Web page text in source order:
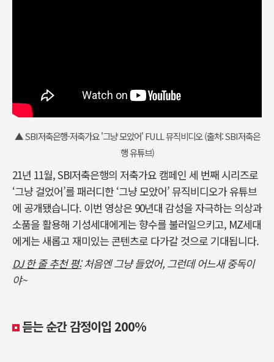
▲ SBI저축은행-저축가요 '그냥 모았어' FULL 뮤직비디오 (출처: SBI저축은
행 유튜브)
21년 11월, SBI저축은행의 저축가요 캠페인 세 번째 시리즈로
‘그냥 걸었어’를 패러디한 ‘그냥 모았어’ 뮤직비디오가 유튜브
에 공개됐습니다. 이번 영상은 90년대 감성을 자극하는 의상과
소품을 활용해 기성세대에게는 향수를 불러일으키고, MZ세대
에게는 새롭고 재미있는 콘텐츠로 다가갈 것으로 기대됩니다.
DJ 한 줄 추천 평:처음엔 그냥 들었어, 그런데 어느새 중독이
야~
듣는 순간 감정이입 200%